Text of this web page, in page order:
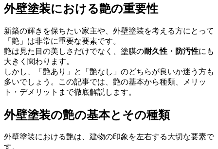
外壁塗装における艶の重要性
新築の輝きを保ちたい家主や、外壁塗装を考える方にとって
「艶」は非常に重要な要素です。
艶は見た目の美しさだけでなく、塗膜の耐久性・防汚性にも
大きく関わります。
しかし、「艶あり」と「艶なし」のどちらが良いか迷う方も
多いでしょう。この記事では、艶の基本から種類、メリッ
ト・デメリットまで徹底解説します。
外壁塗装の艶の基本とその種類
外壁塗装における艶は、建物の印象を左右する大切な要素で
す。